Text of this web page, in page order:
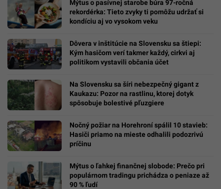
Mýtus o pasívnej starobe búra 97-ročná
rekordérka: Tieto zvyky ti pomôžu udržať si
kondíciu aj vo vysokom veku
Dôvera v inštitúcie na Slovensku sa štiepi:
Kým hasičom verí takmer každý, cirkvi aj
politikom vystavili občania účet
Na Slovensku sa šíri nebezpečný gigant z
Kaukazu: Pozor na rastlinu, ktorej dotyk
spôsobuje bolestivé pľuzgiere
Nočný požiar na Horehroní spálil 10 stavieb:
Hasiči priamo na mieste odhalili podozrivú
príčinu
Mýtus o ľahkej finančnej slobode: Prečo pri
populárnom tradingu prichádza o peniaze až
90 % ľudí